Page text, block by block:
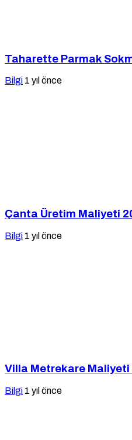
Taharette Parmak
Bilgi 1 yıl önce
Çanta Üretim Maliyeti
Bilgi 1 yıl önce
Villa Metrekare Maliyeti
Bilgi 1 yıl önce